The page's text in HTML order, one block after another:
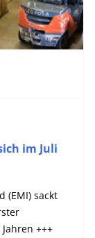
im Juli
(EMI) sackt
+++